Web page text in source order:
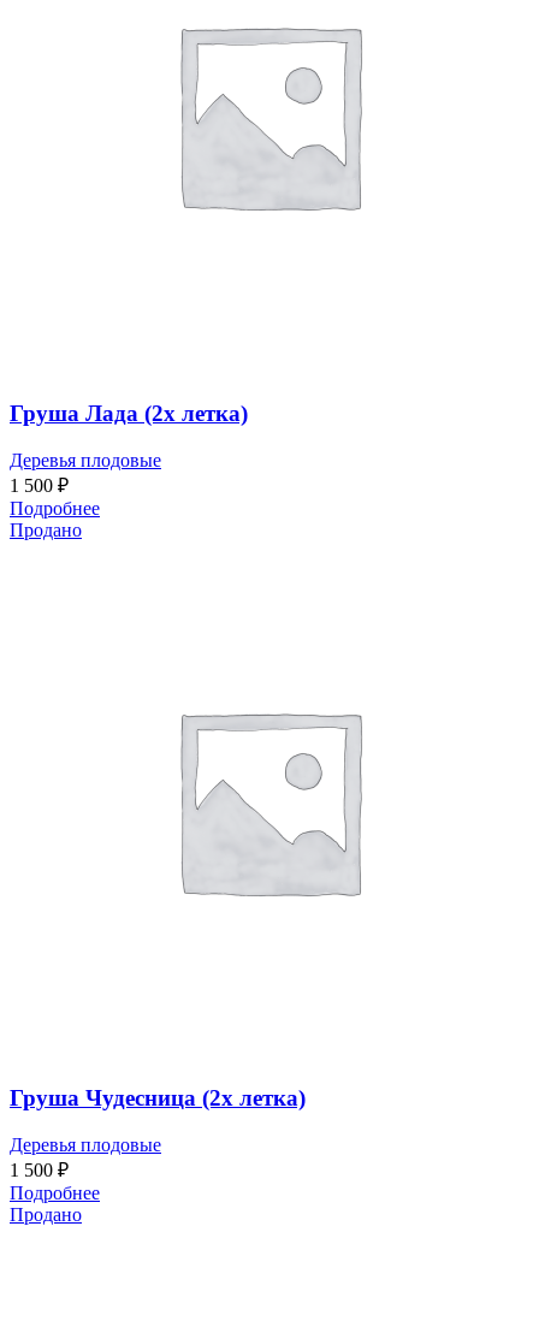
Груша Лада (2х летка)
Деревья плодовые
1 500 ₽
Подробнее
Продано
Груша Чудесница (2х летка)
Деревья плодовые
1 500 ₽
Подробнее
Продано